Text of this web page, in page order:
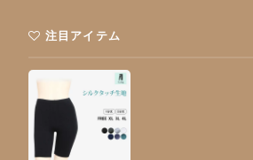
注目アイテム